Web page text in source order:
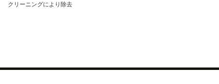
クリーニングにより除去